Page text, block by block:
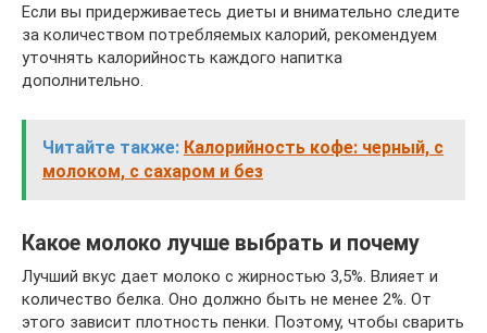
Если вы придерживаетесь диеты и внимательно следите
за количеством потребляемых калорий, рекомендуем
уточнять калорийность каждого напитка
дополнительно.
Читайте также: Калорийность кофе: черный, с
молоком, с сахаром и без
Какое молоко лучше выбрать и почему
Лучший вкус дает молоко с жирностью 3,5%. Влияет и
количество белка. Оно должно быть не менее 2%. От
этого зависит плотность пенки. Поэтому, чтобы сварить